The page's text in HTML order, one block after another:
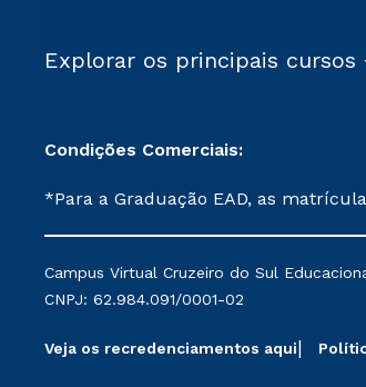
Explorar os principais cursos
Condições Comerciais:
*Para a Graduação EAD, as
mantidos conforme negociação.
serviços.
Campus Virtual Cruzeiro do Sul
CNPJ: 62.984.091/0001-02
Veja os recredenciamentos aqui